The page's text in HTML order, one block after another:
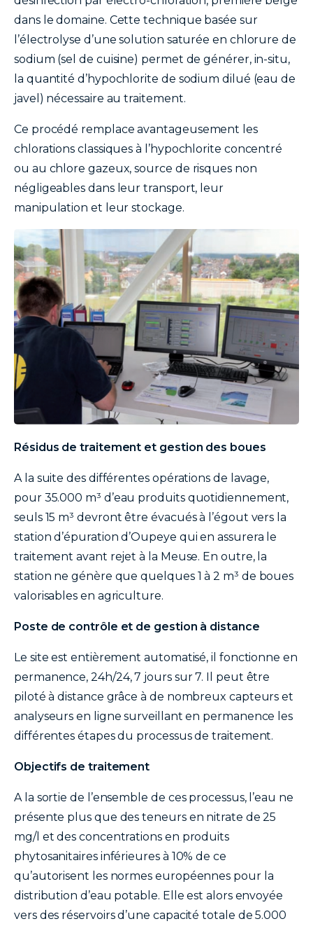
dans le domaine. Cette technique basée sur
l’électrolyse d’une solution saturée en chlorure de
sodium (sel de cuisine) permet de générer, in-situ,
la quantité d’hypochlorite de sodium dilué (eau de
javel) nécessaire au traitement.
Ce procédé remplace avantageusement les
chlorations classiques à l’hypochlorite concentré
ou au chlore gazeux, source de risques non
négligeables dans leur transport, leur
manipulation et leur stockage.
image
texte
Résidus de traitement et gestion des boues
A la suite des différentes opérations de lavage,
pour 35.000 m³ d’eau produits quotidiennement,
seuls 15 m³ devront être évacués à l’égout vers la
station d’épuration d’Oupeye qui en assurera le
traitement avant rejet à la Meuse. En outre, la
station ne génère que quelques 1 à 2 m³ de boues
valorisables en agriculture.
Poste de contrôle et de gestion à distance
Le site est entièrement automatisé, il fonctionne en
permanence, 24h/24, 7 jours sur 7. Il peut être
piloté à distance grâce à de nombreux capteurs et
analyseurs en ligne surveillant en permanence les
différentes étapes du processus de traitement.
Objectifs de traitement
A la sortie de l’ensemble de ces processus, l’eau ne
présente plus que des teneurs en nitrate de 25
mg/l et des concentrations en produits
phytosanitaires inférieures à 10% de ce
qu’autorisent les normes européennes pour la
distribution d’eau potable. Elle est alors envoyée
vers des réservoirs d’une capacité totale de 5.000